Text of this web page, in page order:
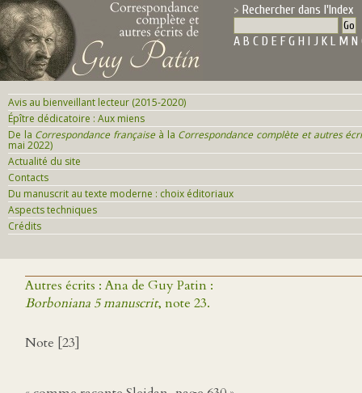
Rechercher dans l'Index
A B C D E F G H I J K L M N